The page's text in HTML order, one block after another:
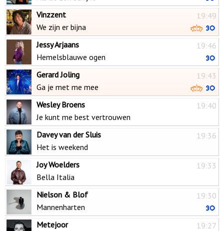
19:49
Vinzzent
We zijn er bijna
19:46
Jessy Arjaans
Hemelsblauwe ogen
19:43
Gerard Joling
Ga je met me mee
19:40
Wesley Broens
Je kunt me best vertrouwen
19:36
Davey van der Sluis
Het is weekend
19:33
Joy Woelders
Bella Italia
19:30
Nielson & Blof
Mannenharten
19:27
Metejoor